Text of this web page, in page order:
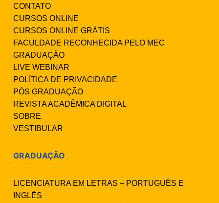
CONTATO
CURSOS ONLINE
CURSOS ONLINE GRÁTIS
FACULDADE RECONHECIDA PELO MEC
GRADUAÇÃO
LIVE WEBINAR
POLÍTICA DE PRIVACIDADE
PÓS GRADUAÇÃO
REVISTA ACADÊMICA DIGITAL
SOBRE
VESTIBULAR
GRADUAÇÃO
LICENCIATURA EM LETRAS – PORTUGUÊS E
INGLÊS